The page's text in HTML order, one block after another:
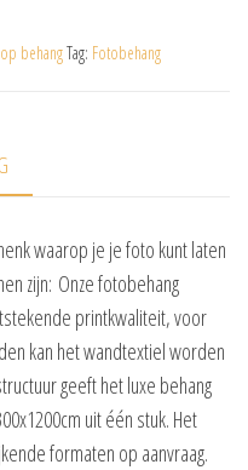
behangTag: Fotobehang
waarop je je foto kunt laten
zijn: Onze fotobehang
printkwaliteit, voor
kan het wandtextiel worden
geeft het luxe behang
uit één stuk. Het
formaten op aanvraag.